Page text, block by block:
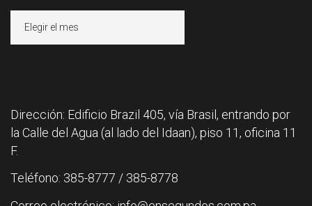
Dirección: Edificio Brazil 405, vía Brasil, entrando por
la Calle del Agua (al lado del Idaan), piso 11, oficina 11
F.
Teléfono: 385-8777 / 385-8778